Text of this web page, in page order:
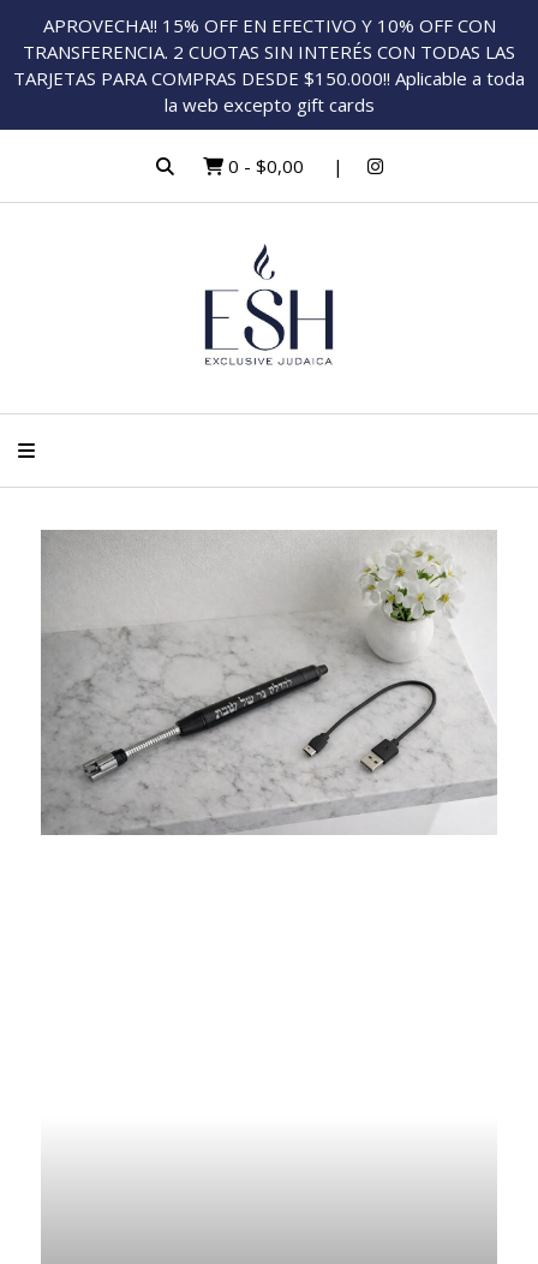
APROVECHA!! 15% OFF EN EFECTIVO Y 10% OFF CON
TRANSFERENCIA. 2 CUOTAS SIN INTERÉS CON TODAS LAS
TARJETAS PARA COMPRAS DESDE $150.000!! Aplicable a toda
la web excepto gift cards
0 - $0,00